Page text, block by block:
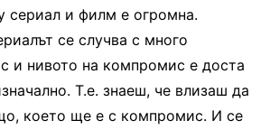
сериал и филм е огромна.
се случва с много
и нивото на компромис е доста
Т.е. знаеш, че влизаш да
което ще е с компромис. И се